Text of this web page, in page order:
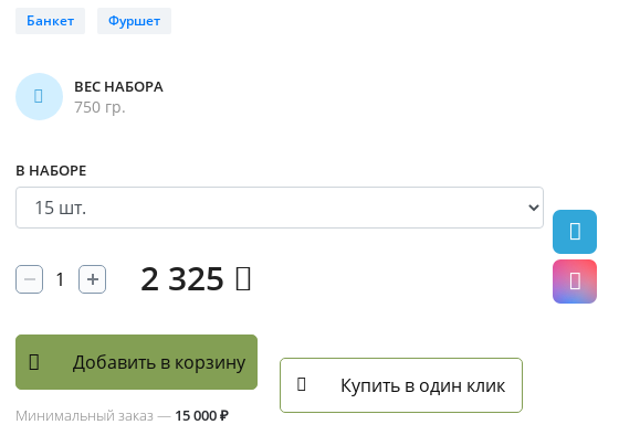
Банкет Фуршет
ВЕС НАБОРА
750 гр.
В НАБОРЕ
2 325
Добавить в корзину
Минимальный заказ — 15 000 ₽
Купить в один клик